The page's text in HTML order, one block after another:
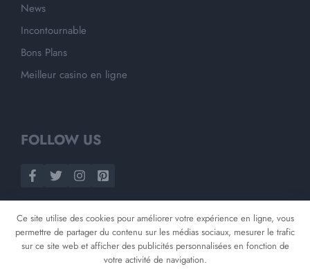
News
Incontournable
Bons Plans
Meilleur casino en ligne
FOLLOW US
Ce site utilise des cookies pour améliorer votre expérience en ligne, vous
permettre de partager du contenu sur les médias sociaux, mesurer le trafic
sur ce site web et afficher des publicités personnalisées en fonction de
votre activité de navigation.